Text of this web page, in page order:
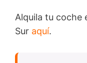
Alquila tu coche
Sur aquí.